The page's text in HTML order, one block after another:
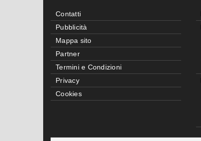
Contatti
Pubblicità
Mappa sito
Partner
Termini e Condizioni
Privacy
Cookies